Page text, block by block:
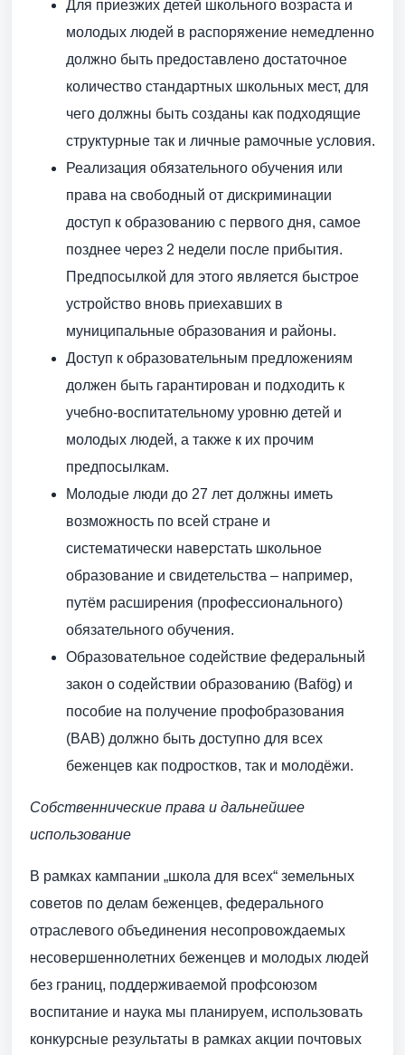
Для приезжих детей школьного возраста и
молодых людей в распоряжение немедленно
должно быть предоставлено достаточное
количество стандартных школьных мест, для
чего должны быть созданы как подходящие
структурные так и личные рамочные условия.
Реализация обязательного обучения или
права на свободный от дискриминации
доступ к образованию с первого дня, самое
позднее через 2 недели после прибытия.
Предпосылкой для этого является быстрое
устройство вновь приехавших в
муниципальные образования и районы.
Доступ к образовательным предложениям
должен быть гарантирован и подходить к
учебно-воспитательному уровню детей и
молодых людей, а также к их прочим
предпосылкам.
Молодые люди до 27 лет должны иметь
возможность по всей стране и
систематически наверстать школьное
образование и свидетельства – например,
путём расширения (профессионального)
обязательного обучения.
Образовательное содействие федеральный
закон о содействии образованию (Bafög) и
пособие на получение профобразования
(BAB) должно быть доступно для всех
беженцев как подростков, так и молодёжи.
Собственнические права и дальнейшее
использование
В рамках кампании „школа для всех“ земельных
советов по делам беженцев, федерального
отраслевого объединения несопровождаемых
несовершеннолетних беженцев и молодых людей
без границ, поддерживаемой профсоюзом
воспитание и наука мы планируем, использовать
конкурсные результаты в рамках акции почтовых